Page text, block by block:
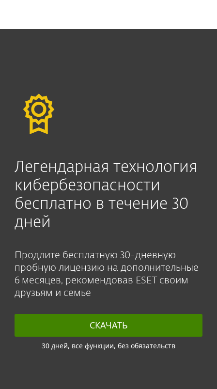
Легендарная технология
кибербезопасности
бесплатно в течение 30
дней
Продлите бесплатную 30-дневную
пробную лицензию на дополнительные
6 месяцев, рекомендовав ESET своим
друзьям и семье
СКАЧАТЬ
30 дней, все функции, без обязательств